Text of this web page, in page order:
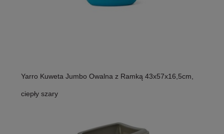
Yarro Kuweta Jumbo Owalna z Ramką 43x57x16,5cm,
ciepły szary